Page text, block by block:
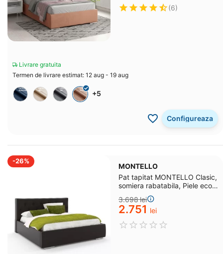
(6)
Livrare gratuita
Termen de livrare estimat: 12 aug - 19 aug
+5
Configureaza
-26%
MONTELLO
Pat tapitat MONTELLO Clasic,
somiera rabatabila, Piele eco
3.698lei
2.751 lei